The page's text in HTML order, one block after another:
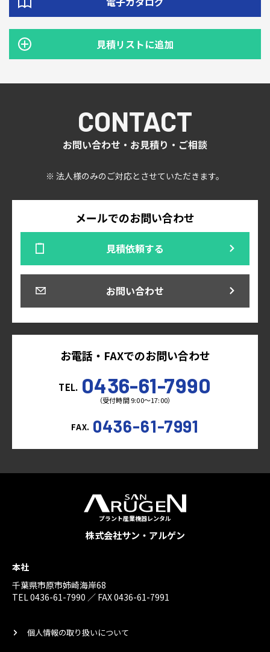
見積リストに追加
CONTACT
お問い合わせ・お見積り・ご相談
※ 法人様のみのご対応とさせていただきます。
メールでのお問い合わせ
見積依頼する
お問い合わせ
お電話・FAXでのお問い合わせ
TEL. 0436-61-7990
（受付時間 9:00～17:00）
FAX. 0436-61-7991
プラント産業機器レンタル
株式会社サン・アルゲン
本社
千葉県市原市姉崎海岸68
TEL 0436-61-7990 ／ FAX 0436-61-7991
個人情報の取り扱いについて